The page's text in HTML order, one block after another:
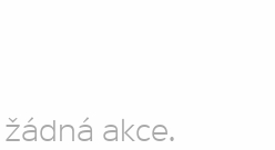
akce.